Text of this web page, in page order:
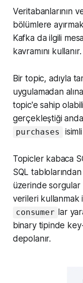
Veritabanlarının
bölümlere
Kafka da ilgili
kavramını kullanır.
Bir topic, adıyla
uygulamadan
topic'e sahip
gerçekleştiği
purchases
Topicler kabaca
SQL
üzerinde sorgular
verileri kullanmak
consumer lar
binary tipinde
depolanır.